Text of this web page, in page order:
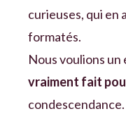
curieuses, qui en
formatés.
Nous voulions
vraiment fait
condescendance.